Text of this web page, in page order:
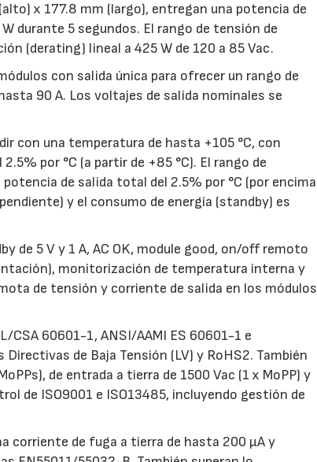
x 177.8 mm (largo), entregan una potencia de
durante 5 segundos. El rango de tensión de
(derating) lineal a 425 W de 120 a 85 Vac.
con salida única para ofrecer un rango de
90 A. Los voltajes de salida nominales se
con una temperatura de hasta +105 °C, con
por °C (a partir de +85 °C). El rango de
de salida total del 2.5% por °C (por encima
y el consumo de energía (standby) es
de 5 V y 1 A, AC OK, module good, on/off remoto
monitorización de temperatura interna y
de tensión y corriente de salida en los módulos
CSA 60601-1, ANSI/AAMI ES 60601-1 e
de Baja Tensión (LV) y RoHS2. También
de entrada a tierra de 1500 Vac (1 x MoPP) y
de ISO9001 e ISO13485, incluyendo gestión de
corriente de fuga a tierra de hasta 200 µA y